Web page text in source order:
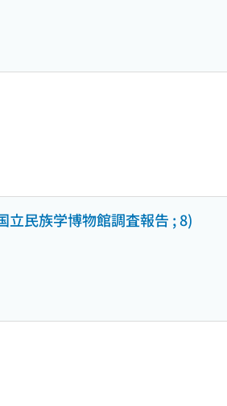
立民族学博物館調査報告 ; 8)